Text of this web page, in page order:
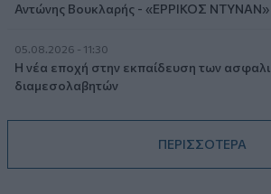
Αντώνης Βουκλαρής - «ΕΡΡΙΚΟΣ ΝΤΥΝΑΝ»
05.08.2026 - 11:30
Η νέα εποχή στην εκπαίδευση των
διαμεσολαβητών
ΠΕΡΙΣΣΟΤΕΡΑ